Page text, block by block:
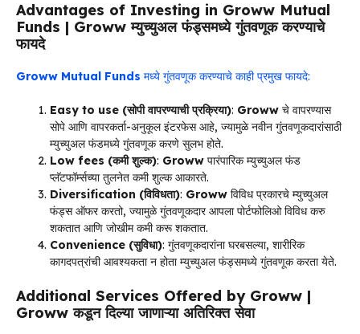
Advantages of Investing in Groww Mutual
Funds | Groww म्युच्युअल फंड्समध्ये गुंतवणूक करण्याचे
फायदे
Groww Mutual Funds मध्ये गुंतवणूक करण्याचे काही प्रमुख फायदे:
Easy to use (सोपी वापरण्याची प्रक्रिया): Groww चे वापरण्यास
सोपे आणि वापरकर्ता-अनुकूल इंटरफेस आहे, ज्यामुळे नवीन गुंतवणूकदारांसाठी
म्युच्युअल फंडमध्ये गुंतवणूक करणे सुलभ होते.
Low fees (कमी शुल्क): Groww पारंपारिक म्युच्युअल फंड
प्लॅटफॉर्म्सच्या तुलनेत कमी शुल्क आकारते.
Diversification (विविधता): Groww विविध प्रकारचे म्युच्युअल
फंड्स ऑफर करतो, ज्यामुळे गुंतवणूकदार आपला पोर्टफोलिओ विविध करु
शकतात आणि जोखीम कमी करू शकतात.
Convenience (सुविधा): गुंतवणूकदारांना घरबसल्या, शारीरिक
कागदपत्रांची आवश्यकता न होता म्युच्युअल फंड्समध्ये गुंतवणूक करता येते.
Additional Services Offered by Groww |
Groww कडून दिल्या जाणाऱ्या अतिरिक्त सेवा